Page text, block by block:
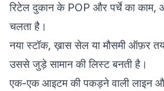
रिटेल दुकान के POP और पर्चे का काम,
चलता है।
नया स्टॉक, ख़ास सेल या मौसमी ऑफ़र तय
उससे जुड़े सामान की लिस्ट बनती है।
एक-एक आइटम की पकड़ने वाली लाइन